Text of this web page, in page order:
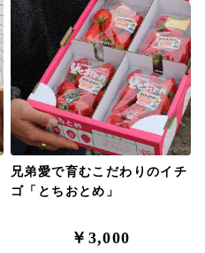
兄弟愛で育むこだわりのイチ
ゴ「とちおとめ」
￥3,000